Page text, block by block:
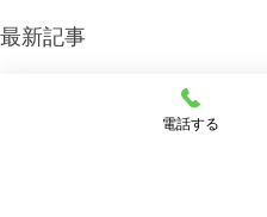
最新記事
電話する